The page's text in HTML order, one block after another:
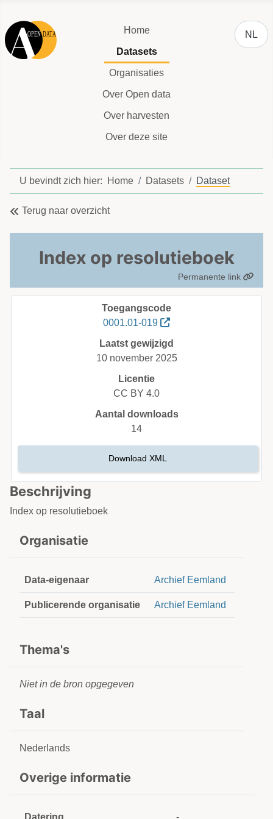
Home
Datasets
Organisaties
Over Open data
Over harvesten
Over deze site
NL
U bevindt zich hier: Home Datasets Dataset
Terug naar overzicht
Index op resolutieboek
Permanente link
Beschrijving
Index op resolutieboek
Organisatie
Data-eigenaar Archief Eemland
Publicerende organisatie Archief Eemland
Thema's
Niet in de bron opgegeven
Taal
Nederlands
Overige informatie
Datering -
Toegangscode
0001.01-019
Laatst gewijzigd
10 november 2025
Licentie
CC BY 4.0
Aantal downloads
14
Download XML